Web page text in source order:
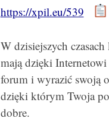
https://xpil.eu/539
W dzisiejszych
mają dzięki
forum i wyrazić swoją
dzięki którym Twoja
dobre.